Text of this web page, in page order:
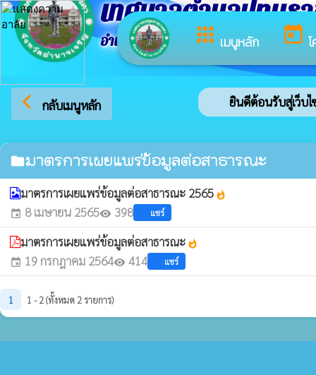
apps เมนูหลัก today
เทศบาลตำบลปทุมร
อำเภอปทุมราชวงศา จังหวัดอำนาจเจริญ
arrow_back_ios กลับเมนูหลัก ยินดีต้อนรับสู่เว็บไ
folderมาตรการเผยแพร่ข้อมูลต่อสาธารณะ
มาตรการเผยแพร่ข้อมูลต่อสาธารณะ 2565 whatshot
event 8 เมษายน 2565visibility 398 แชร์
มาตรการเผยแพร่ข้อมูลต่อสาธารณะ whatshot
event 19 กรกฎาคม 2564visibility 414 แชร์
1 1 - 2 (ทั้งหมด 2 รายการ)